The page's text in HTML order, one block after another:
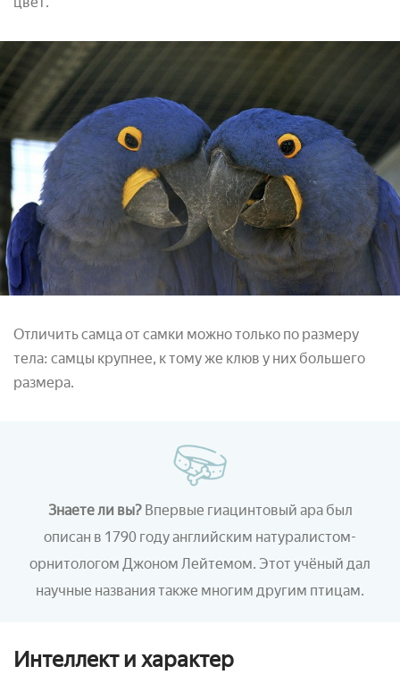
Отличить самца от самки можно только по размеру
тела: самцы крупнее, к тому же клюв у них большего
размера.
Знаете ли вы? Впервые гиацинтовый ара был
описан в 1790 году английским натуралистом-
орнитологом Джоном Лейтемом. Этот учёный дал
научные названия также многим другим птицам.
Интеллект и характер